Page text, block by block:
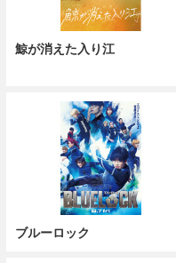
鯨が消えた入り江
ブルーロック